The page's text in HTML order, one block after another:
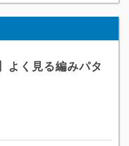
よく見る編みパタ